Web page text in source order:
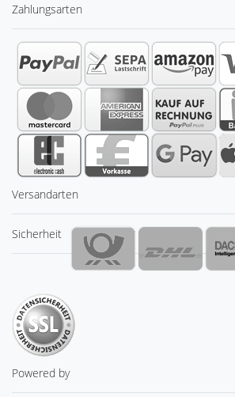
Zahlungsarten
Versandarten
Sicherheit
Powered by